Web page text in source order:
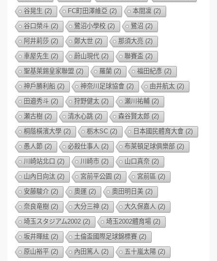
谷晃生 (2) FC町田澤維亞 (2) 本間凜 (2)
谷口榮斗 (2) 鷺沼小學校 (2) 鷺沼 (2)
阿井莉莎 (2) 鄭大世 (2) 那須大亮 (2)
車屋先生 (2) 蔚山現代 (2) 聯賽盃 (2)
聖基萊錫皇家聯盟 (2) 羅蘭 (2) 福田紀彥 (2)
神戶勝利船 (2) 神奈川足球協會 (2) 由井航太 (2)
田邉秀斗 (2) 狩野健太 (2) 瀬川祐輔 (2)
瀬古樹 (2) 清水心跳 (2) 森谷賢太郎 (2)
桐蔭橫濱大學 (2) 栃木SC (2) 日本國民體育大會 (2)
愚人節 (2) 必殺仕事人 (2) 布萊頓足球俱樂部 (2)
川崎站北口 (2) 川崎市 (2) 山口真奈 (2)
山內日向汰 (2) 宮前平公園 (2) 宮前區 (2)
安藤駿介 (2) 奧運 (2) 奧田明日美 (2)
奈良竜樹 (2) 大分三神 (2) 大久保嘉人 (2)
埼玉スタジアム2002 (2) 埼玉2002體育場 (2)
坂井暉絃 (2) 土倫盃國際足球錦標賽 (2)
原山裕平 (2) 內田篤人 (2) 五十嵐太陽 (2)